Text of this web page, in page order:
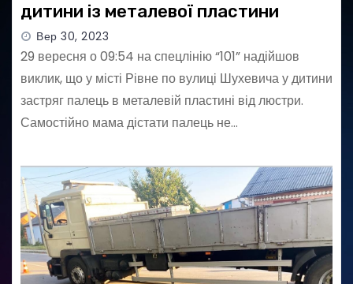
дитини із металевої пластини
Вер 30, 2023
29 вересня о 09:54 на спецлінію “101” надійшов
виклик, що у місті Рівне по вулиці Шухевича у дитини
застряг палець в металевій пластині від люстри.
Самостійно мама дістати палець не…